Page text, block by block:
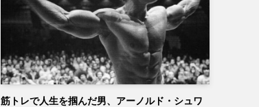
筋トレで人生を掴んだ男、アーノルド・シュワ